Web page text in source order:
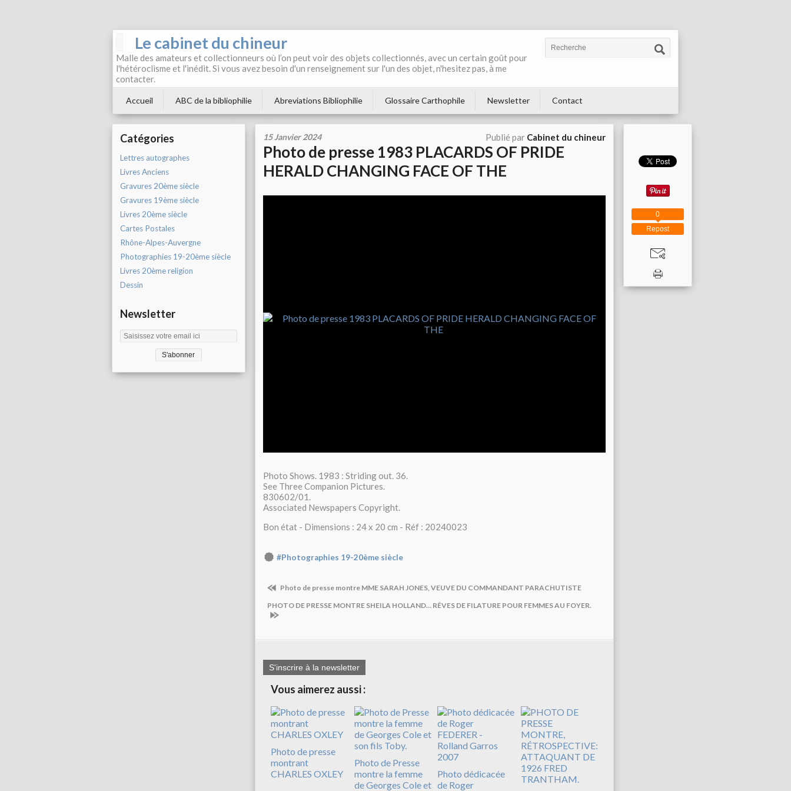
Le cabinet du chineur
Malle des amateurs et collectionneurs où l’on peut voir des objets collectionnés, avec un certain goût pour
l'hétéroclisme et l'inédit. Si vous avez besoin d'un renseignement sur l'un des objet, n'hesitez pas, à me
contacter.
Accueil ABC de la bibliophilie Abreviations Bibliophilie Glossaire Carthophile Newsletter Contact
Catégories
Lettres autographes
Livres Anciens
Gravures 20ème siècle
Gravures 19ème siècle
Livres 20ème siècle
Cartes Postales
Rhône-Alpes-Auvergne
Photographies 19-20ème siècle
Livres 20ème religion
Dessin
Newsletter
15 Janvier 2024 Publié par Cabinet du chineur
Photo de presse 1983 PLACARDS OF PRIDE
HERALD CHANGING FACE OF THE
Photo Shows. 1983 : Striding out. 36.
See Three Companion Pictures.
830602/01.
Associated Newspapers Copyright.
Bon état - Dimensions : 24 x 20 cm - Réf : 20240023
#Photographies 19-20ème siècle
Photo de presse montre MME SARAH JONES, VEUVE DU COMMANDANT PARACHUTISTE
PHOTO DE PRESSE MONTRE SHEILA HOLLAND… RÊVES DE FILATURE POUR FEMMES AU FOYER.
S'inscrire à la newsletter
Vous aimerez aussi :
Photo de presse
montrant
CHARLES OXLEY
Photo de Presse
montre la femme
de Georges Cole et
Photo dédicacée
de Roger
Repost
0